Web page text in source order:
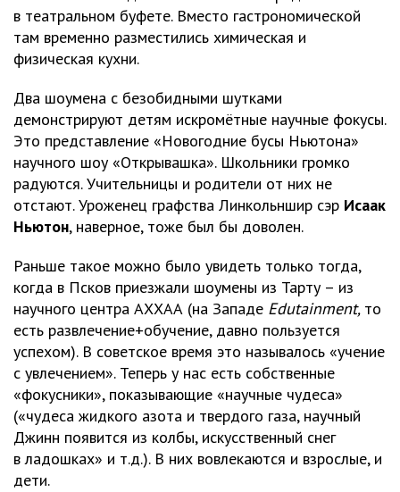
в театральном буфете. Вместо гастрономической
там временно разместились химическая и
физическая кухни.
Два шоумена с безобидными шутками
демонстрируют детям искромётные научные фокусы.
Это представление «Новогодние бусы Ньютона»
научного шоу «Открывашка». Школьники громко
радуются. Учительницы и родители от них не
отстают. Уроженец графства Линкольншир сэр Исаак
Ньютон, наверное, тоже был бы доволен.
Раньше такое можно было увидеть только тогда,
когда в Псков приезжали шоумены из Тарту – из
научного центра АХХАА (на Западе Edutainment, то
есть развлечение+обучение, давно пользуется
успехом). В советское время это называлось «учение
с увлечением». Теперь у нас есть собственные
«фокусники», показывающие «научные чудеса»
(«чудеса жидкого азота и твердого газа, научный
Джинн появится из колбы, искусственный снег
в ладошках» и т.д.). В них вовлекаются и взрослые, и
дети.